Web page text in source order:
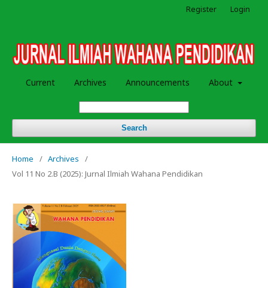
Current Archives Announcements About
Search
Register Login
Home / Archives
/
Vol 11 No 2.B (2025): Jurnal Ilmiah Wahana Pendidikan